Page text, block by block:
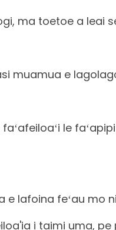
ma toetoe a leai
muamua e
le
lafoina feʻau mo
i taimi uma,